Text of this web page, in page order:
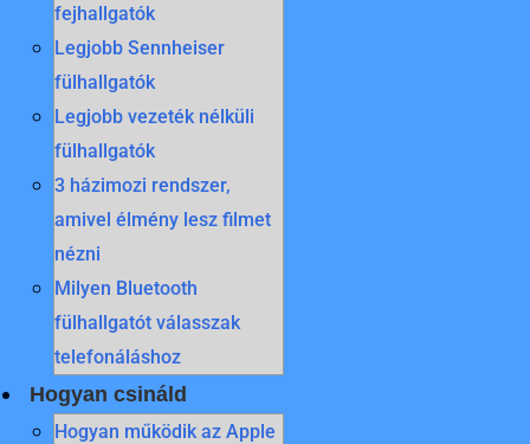
fejhallgatók
Legjobb Sennheiser
fülhallgatók
Legjobb vezeték nélküli
fülhallgatók
3 házimozi rendszer,
amivel élmény lesz filmet
nézni
Milyen Bluetooth
fülhallgatót válasszak
telefonáláshoz
Hogyan csináld
Hogyan működik az Apple